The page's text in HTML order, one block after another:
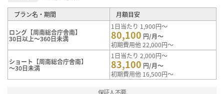
プラン名・期間 月額目安
ロング【周南総合庁舎南】
30日以上～360日未満
1日当たり 1,900円～
80,100 円/月～
初期費用他 22,000円～
ショート【周南総合庁舎南】
～30日未満
1日当たり 2,000円～
83,100 円/月～
初期費用他 16,500円～
保証人不要